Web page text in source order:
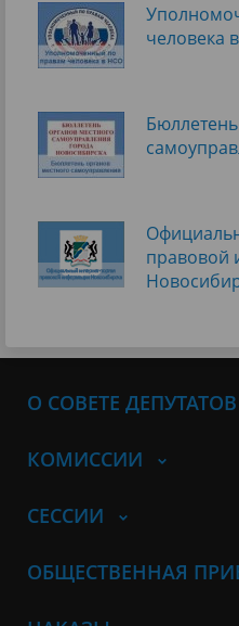
человека
правовой
О СОВЕТЕ ДЕПУТАТОВ
КОМИССИИ
СЕССИИ
ОБЩЕСТВЕННАЯ